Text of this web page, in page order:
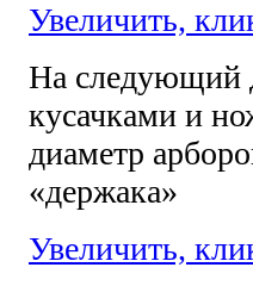
Увеличить,
На следующий
кусачками и
диаметр
«держака»
Увеличить,